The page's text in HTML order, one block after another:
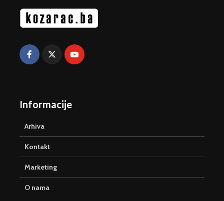
Informacije
Arhiva
Kontakt
Marketing
O nama